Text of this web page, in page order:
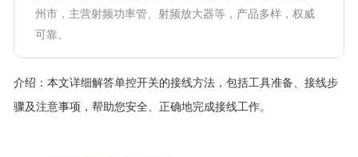
州市，主营射频功率管、射频放大器等，产品多样，权威
可靠。
介绍： 本文详细解答单控开关的接线方法，包括工具准备、接线步
骤及注意事项，帮助您安全、正确地完成接线工作。